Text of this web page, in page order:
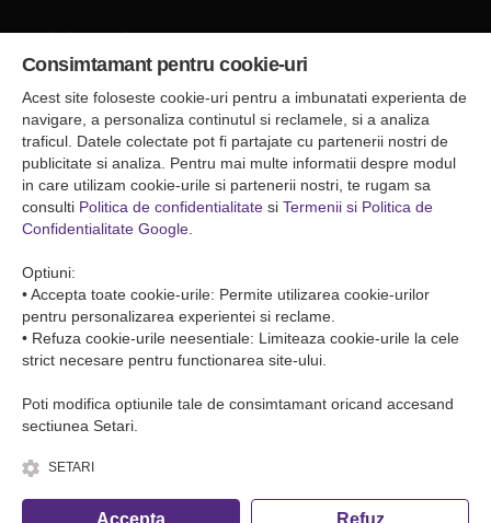
Sediul central
Falticeni ( Autogara Romfour )
str. Plutonier Ghiniţă nr.8, Fălticeni, judeţul Suceava
0040374557200
Condiții de Transport
Condițiile de transport colete
Condițiile de transport persone
© Copyright 2026 Romfour-Tur S.R.L. J22/2961/2018
Consimtamant pentru cookie-uri
Acest site foloseste cookie-uri pentru a imbunatati experienta de
navigare, a personaliza continutul si reclamele, si a analiza
traficul. Datele colectate pot fi partajate cu partenerii nostri de
publicitate si analiza. Pentru mai multe informatii despre modul
in care utilizam cookie-urile si partenerii nostri, te rugam sa
consulti Politica de confidentialitate si Termenii si Politica de
Confidentialitate Google
Optiuni:
• Accepta toate cookie-urile: Permite utilizarea cookie-urilor
pentru personalizarea experientei si reclame.
• Refuza cookie-urile neesentiale: Limiteaza cookie-urile la cele
strict necesare pentru functionarea site-ului.
Poti modifica optiunile tale de consimtamant oricand accesand
sectiunea Setari.
SETARI
Accepta Refuz